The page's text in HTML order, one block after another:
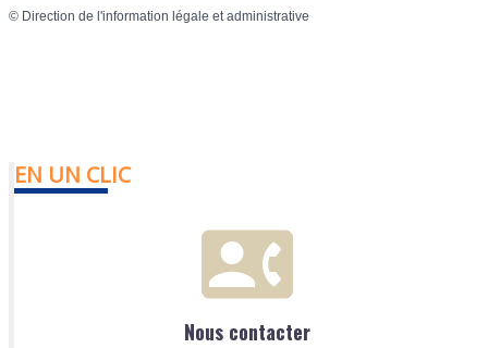
© Direction de l'information légale et administrative
EN UN CLIC
Nous contacter